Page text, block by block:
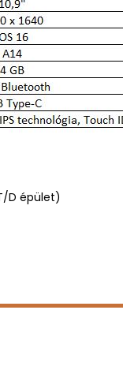
D épület)